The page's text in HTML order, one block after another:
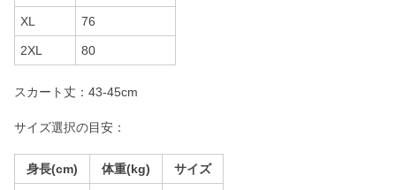
XL 76
2XL 80
スカート丈：43-45cm
サイズ選択の目安：
身長(cm) 体重(kg) サイズ